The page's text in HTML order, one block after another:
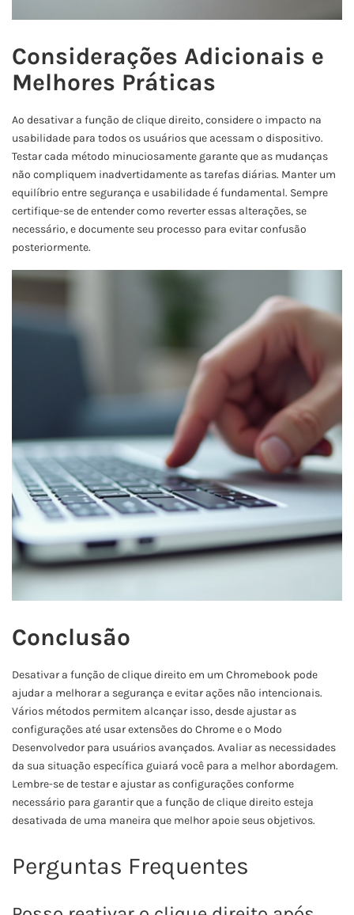
Considerações Adicionais e
Melhores Práticas
Ao desativar a função de clique direito, considere o impacto na
usabilidade para todos os usuários que acessam o dispositivo.
Testar cada método minuciosamente garante que as mudanças
não compliquem inadvertidamente as tarefas diárias. Manter um
equilíbrio entre segurança e usabilidade é fundamental. Sempre
certifique-se de entender como reverter essas alterações, se
necessário, e documente seu processo para evitar confusão
posteriormente.
Conclusão
Desativar a função de clique direito em um Chromebook pode
ajudar a melhorar a segurança e evitar ações não intencionais.
Vários métodos permitem alcançar isso, desde ajustar as
configurações até usar extensões do Chrome e o Modo
Desenvolvedor para usuários avançados. Avaliar as necessidades
da sua situação específica guiará você para a melhor abordagem.
Lembre-se de testar e ajustar as configurações conforme
necessário para garantir que a função de clique direito esteja
desativada de uma maneira que melhor apoie seus objetivos.
Perguntas Frequentes